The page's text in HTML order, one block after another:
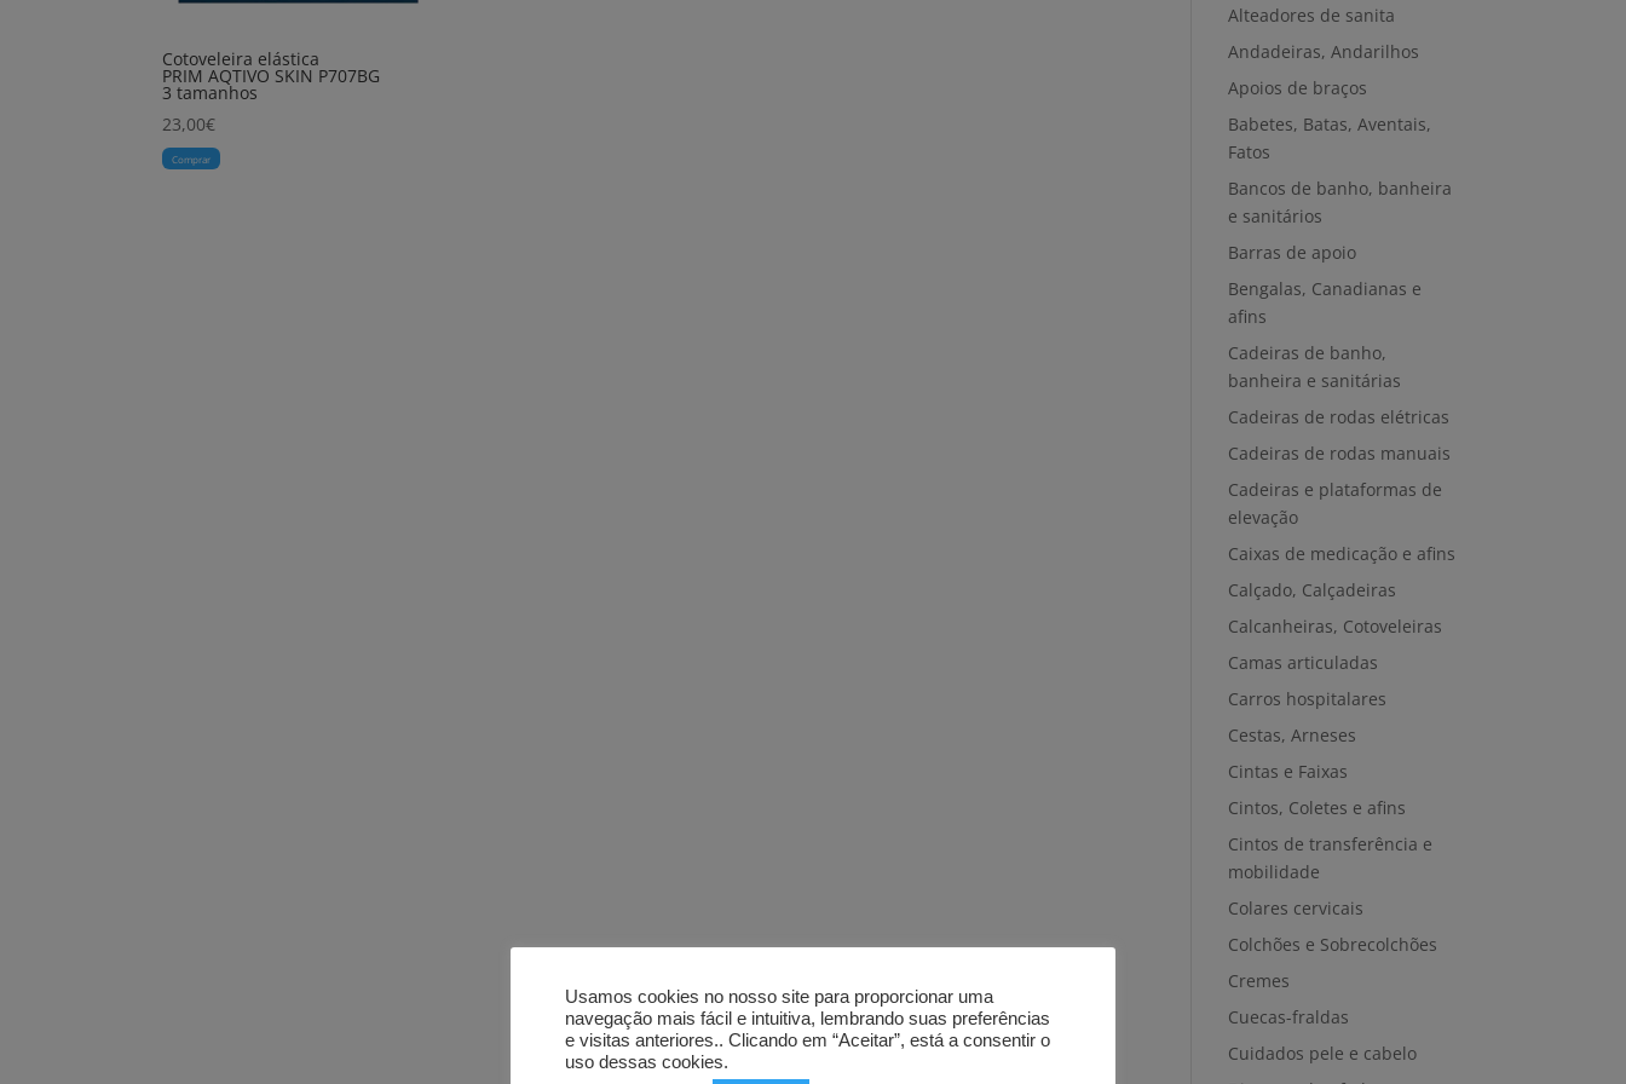
Cotoveleira elástica
PRIM AQTIVO SKIN P707BG
3 tamanhos
23,00€
Comprar
Alteadores de sanita
Andadeiras, Andarilhos
Apoios de braços
Babetes, Batas, Aventais,
Fatos
Bancos de banho, banheira
e sanitários
Barras de apoio
Bengalas, Canadianas e
afins
Cadeiras de banho,
banheira e sanitárias
Cadeiras de rodas elétricas
Cadeiras de rodas manuais
Cadeiras e plataformas de
elevação
Caixas de medicação e afins
Calçado, Calçadeiras
Calcanheiras, Cotoveleiras
Camas articuladas
Carros hospitalares
Cestas, Arneses
Cintas e Faixas
Cintos, Coletes e afins
Cintos de transferência e
mobilidade
Colares cervicais
Colchões e Sobrecolchões
Cremes
Cuecas-fraldas
Cuidados pele e cabelo
Usamos cookies no nosso site para proporcionar uma
navegação mais fácil e intuitiva, lembrando suas preferências
e visitas anteriores.. Clicando em “Aceitar”, está a consentir o
uso dessas cookies.